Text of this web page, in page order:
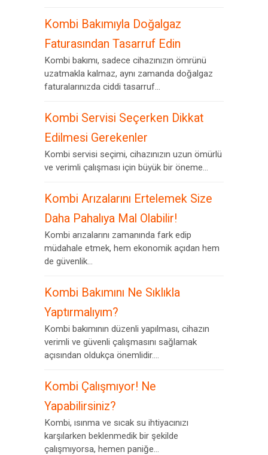
Kombi Bakımıyla Doğalgaz
Faturasından Tasarruf Edin
Kombi bakımı, sadece cihazınızın ömrünü
uzatmakla kalmaz, aynı zamanda doğalgaz
faturalarınızda ciddi tasarruf...
Kombi Servisi Seçerken Dikkat
Edilmesi Gerekenler
Kombi servisi seçimi, cihazınızın uzun ömürlü
ve verimli çalışması için büyük bir öneme...
Kombi Arızalarını Ertelemek Size
Daha Pahalıya Mal Olabilir!
Kombi arızalarını zamanında fark edip
müdahale etmek, hem ekonomik açıdan hem
de güvenlik...
Kombi Bakımını Ne Sıklıkla
Yaptırmalıyım?
Kombi bakımının düzenli yapılması, cihazın
verimli ve güvenli çalışmasını sağlamak
açısından oldukça önemlidir....
Kombi Çalışmıyor! Ne
Yapabilirsiniz?
Kombi, ısınma ve sıcak su ihtiyacınızı
karşılarken beklenmedik bir şekilde
çalışmıyorsa, hemen paniğe...